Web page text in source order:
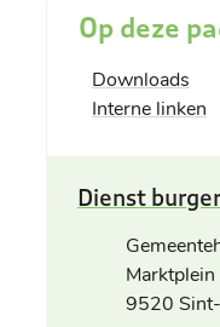
Op deze
Downloads
Interne linken
Contact
Dienst
Adres
Marktplein
,9520